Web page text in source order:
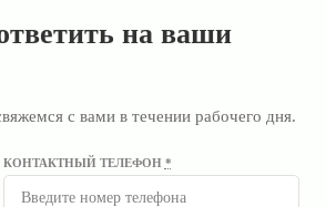
на ваши
с вами в течении рабочего дня.
КОНТАКТНЫЙ ТЕЛЕФОН *